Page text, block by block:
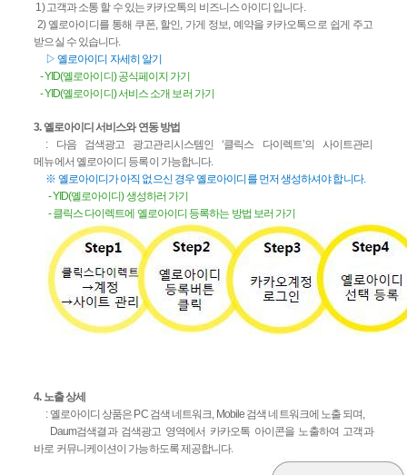
1)고객과 소통 할 수 있는 카카오톡의 비즈니스 아이디 입니다.
2)옐로아이디를 통해 쿠폰, 할인, 가게 정보, 예약을 카카오톡으로 쉽게 주고
받으실 수 있습니다.
▷ 옐로아이디 자세히 알기
- YID(옐로아이디 )공식페이지 가기
- YID(옐로아이디 )서비스 소개 보러 가기
3.옐로아이디 서비스와 연동 방법
:
다음 검색광고 광고관리시스템인‘클릭스 다이렉트’의 사이트관리
메뉴에서 옐로아이디 등록이 가능합니다.
※ 옐로아이디가 아직 없으신 경우 옐로아이디를 먼저 생성하셔야 합니다.
- YID(옐로아이디)생성하러 가기
-클릭스 다이렉트에 옐로아이디 등록하는 방법 보러 가기
4. 노출 상세
:옐로아이디 상품은 PC 검색 네트워크, Mobile 검색 네트워크에 노출 되며,
Daum검색결과 검색광고 영역에서 카카오톡 아이콘을 노출하여 고객과
바로 커뮤니케이션이 가능하도록 제공합니다.